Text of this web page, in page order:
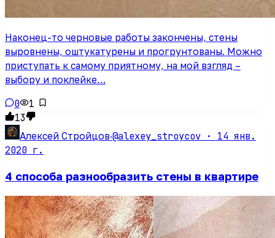
Наконец-то черновые работы закончены, стены
выровнены, оштукатурены и прогрунтованы. Можно
приступать к самому приятному, на мой взгляд –
выбору и поклейке…
0
1
13
Алексей Стройцов·@alexey_stroycov · 14 янв.
2020 г.
4 способа разнообразить стены в квартире